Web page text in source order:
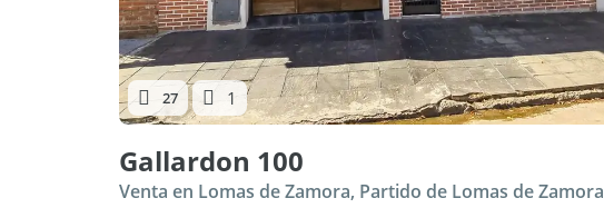
27 1
Gallardon 100
Venta en Lomas de Zamora, Partido de Lomas de Zamora